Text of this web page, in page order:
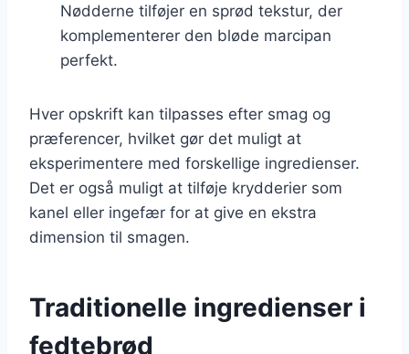
Nødderne tilføjer en sprød tekstur, der
komplementerer den bløde marcipan
perfekt.
Hver opskrift kan tilpasses efter smag og
præferencer, hvilket gør det muligt at
eksperimentere med forskellige ingredienser.
Det er også muligt at tilføje krydderier som
kanel eller ingefær for at give en ekstra
dimension til smagen.
Traditionelle ingredienser i
fedtebrød